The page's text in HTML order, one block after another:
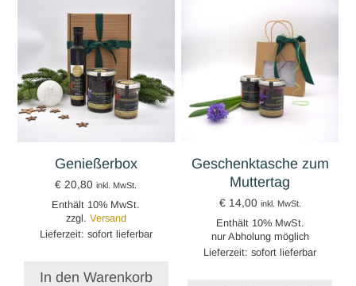
Genießerbox
€ 20,80 inkl. MwSt.
Enthält 10% MwSt.
zzgl. Versand
Lieferzeit: sofort lieferbar
In den Warenkorb
Geschenktasche zum
Muttertag
€14,00 inkl. MwSt.
Enthält 10% MwSt.
nur Abholung möglich
Lieferzeit: sofort lieferbar